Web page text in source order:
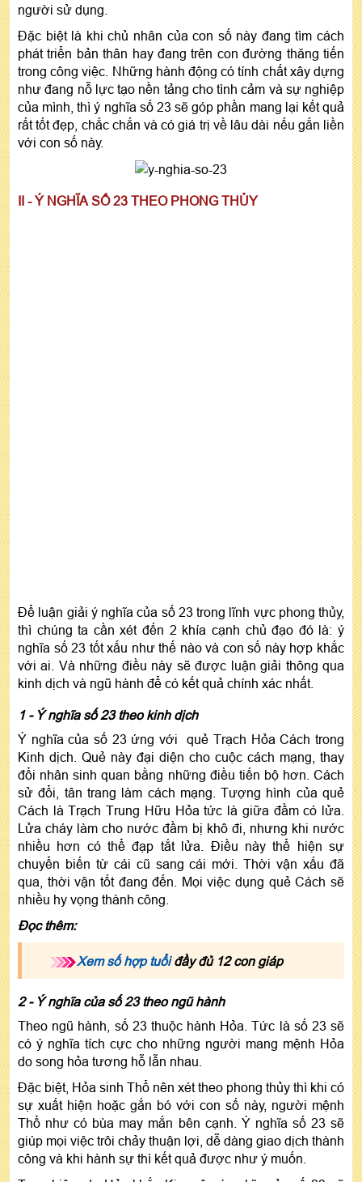
người sử dụng.
Đặc biệt là khi chủ nhân của con số này đang tìm cách
phát triển bản thân hay đang trên con đường thăng tiến
trong công việc. Những hành động có tính chất xây dựng
như đang nỗ lực tạo nền tảng cho tình cảm và sự nghiệp
của mình, thì ý nghĩa số 23 sẽ góp phần mang lại kết quả
rất tốt đẹp, chắc chắn và có giá trị về lâu dài nếu gắn liền
với con số này.
II - Ý NGHĨA SỐ 23 THEO PHONG THỦY
Để luận giải ý nghĩa của số 23 trong lĩnh vực phong thủy,
thì chúng ta cần xét đến 2 khía cạnh chủ đạo đó là: ý
nghĩa số 23 tốt xấu như thế nào và con số này hợp khắc
với ai. Và những điều này sẽ được luận giải thông qua
kinh dịch và ngũ hành để có kết quả chính xác nhất.
1 - Ý nghĩa số 23 theo kinh dịch
Ý nghĩa của số 23 ứng với quẻ Trạch Hỏa Cách trong
Kinh dịch. Quẻ này đại diện cho cuộc cách mạng, thay
đổi nhân sinh quan bằng những điều tiến bộ hơn. Cách
sử đổi, tân trang làm cách mạng. Tượng hình của quẻ
Cách là Trạch Trung Hữu Hỏa tức là giữa đầm có lửa.
Lửa cháy làm cho nước đầm bị khô đi, nhưng khi nước
nhiều hơn có thể đạp tắt lửa. Điều này thể hiện sự
chuyển biến từ cái cũ sang cái mới. Thời vận xấu đã
qua, thời vận tốt đang đến. Mọi việc dụng quẻ Cách sẽ
nhiều hy vọng thành công.
Đọc thêm:
Xem số hợp tuổiđầy đủ 12 con giáp
2 - Ý nghĩa của số 23 theo ngũ hành
Theo ngũ hành, số 23 thuộc hành Hỏa. Tức là số 23 sẽ
có ý nghĩa tích cực cho những người mang mệnh Hỏa
do song hỏa tương hỗ lẫn nhau.
Đặc biệt, Hỏa sinh Thổ nên xét theo phong thủy thì khi có
sự xuất hiện hoặc gắn bó với con số này, người mệnh
Thổ như có bùa may mắn bên cạnh. Ý nghĩa số 23 sẽ
giúp mọi việc trôi chảy thuận lợi, dễ dàng giao dịch thành
công và khi hành sự thì kết quả được như ý muốn.